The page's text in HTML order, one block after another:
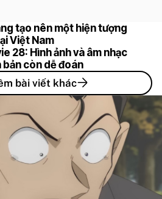
tạo nên một hiện tượng
Việt Nam
28: Hình ảnh và âm nhạc
bản còn dễ đoán
bài viết khác